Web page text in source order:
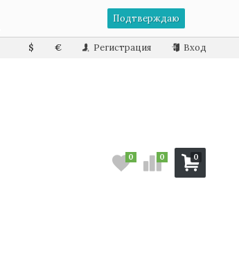
Подтверждаю
$ € Регистрация Вход
0
0 0